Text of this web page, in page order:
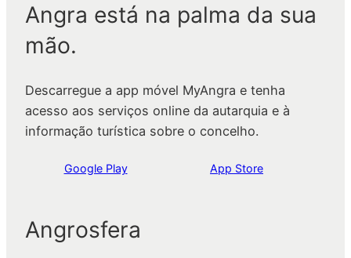
Angra está na palma da sua
mão.
Descarregue a app móvel MyAngra e tenha
acesso aos serviços online da autarquia e à
informação turística sobre o concelho.
Google Play App Store
Angrosfera